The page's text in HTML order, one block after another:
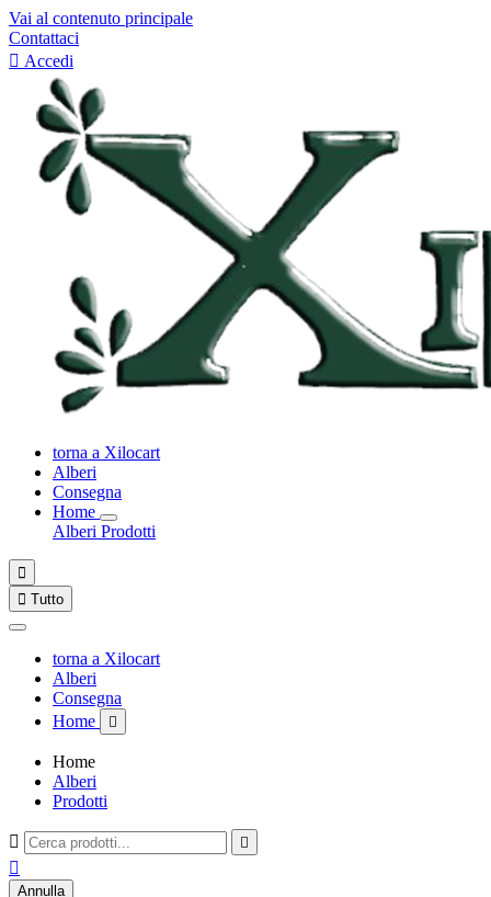
Vai al contenuto principale
Contattaci
 Accedi
torna a Xilocart
Alberi
Consegna
Home
Alberi Prodotti

 Tutto
torna a Xilocart
Alberi
Consegna
Home

Home
Alberi
Prodotti
 

Annulla